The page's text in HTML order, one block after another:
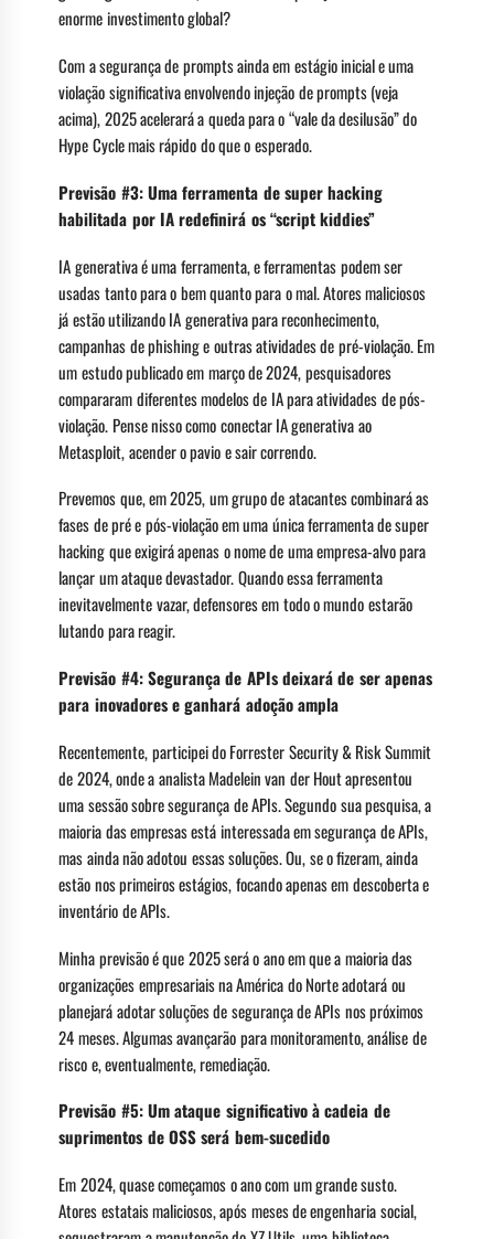
enorme investimento global?
Com a segurança de prompts ainda em estágio inicial e uma
violação significativa envolvendo injeção de prompts (veja
acima), 2025 acelerará a queda para o “vale da desilusão” do
Hype Cycle mais rápido do que o esperado.
Previsão #3: Uma ferramenta de super hacking
habilitada por IA redefinirá os “script kiddies”
IA generativa é uma ferramenta, e ferramentas podem ser
usadas tanto para o bem quanto para o mal. Atores maliciosos
já estão utilizando IA generativa para reconhecimento,
campanhas de phishing e outras atividades de pré-violação. Em
um estudo publicado em março de 2024, pesquisadores
compararam diferentes modelos de IA para atividades de pós-
violação. Pense nisso como conectar IA generativa ao
Metasploit, acender o pavio e sair correndo.
Prevemos que, em 2025, um grupo de atacantes combinará as
fases de pré e pós-violação em uma única ferramenta de super
hacking que exigirá apenas o nome de uma empresa-alvo para
lançar um ataque devastador. Quando essa ferramenta
inevitavelmente vazar, defensores em todo o mundo estarão
lutando para reagir.
Previsão #4: Segurança de APIs deixará de ser apenas
para inovadores e ganhará adoção ampla
Recentemente, participei do Forrester Security & Risk Summit
de 2024, onde a analista Madelein van der Hout apresentou
uma sessão sobre segurança de APIs. Segundo sua pesquisa, a
maioria das empresas está interessada em segurança de APIs,
mas ainda não adotou essas soluções. Ou, se o fizeram, ainda
estão nos primeiros estágios, focando apenas em descoberta e
inventário de APIs.
Minha previsão é que 2025 será o ano em que a maioria das
organizações empresariais na América do Norte adotará ou
planejará adotar soluções de segurança de APIs nos próximos
24 meses. Algumas avançarão para monitoramento, análise de
risco e, eventualmente, remediação.
Previsão #5: Um ataque significativo à cadeia de
suprimentos de OSS será bem-sucedido
Em 2024, quase começamos o ano com um grande susto.
Atores estatais maliciosos, após meses de engenharia social,